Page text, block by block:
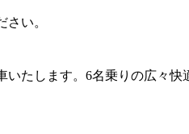
い。
たします。6名乗りの広々